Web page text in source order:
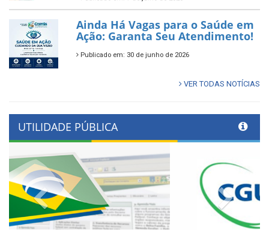
Ainda Há Vagas para o Saúde em
Ação: Garanta Seu Atendimento!
Publicado em: 30 de junho de 2026
VER TODAS NOTÍCIAS
UTILIDADE PÚBLICA
Previous Next